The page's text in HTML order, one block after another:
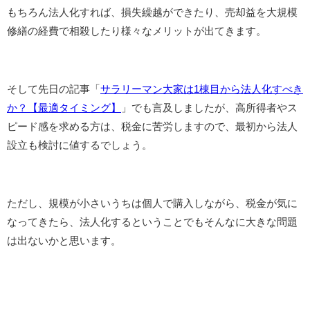
もちろん法人化すれば、損失繰越ができたり、売却益を大規模
修繕の経費で相殺したり様々なメリットが出てきます。
そして先日の記事「サラリーマン大家は1棟目から法人化すべき
か？【最適タイミング】
」でも言及しましたが、高所得者やス
ピード感を求める方は、税金に苦労しますので、最初から法人
設立も検討に値するでしょう。
ただし、規模が小さいうちは個人で購入しながら、税金が気に
なってきたら、法人化するということでもそんなに大きな問題
は出ないかと思います。